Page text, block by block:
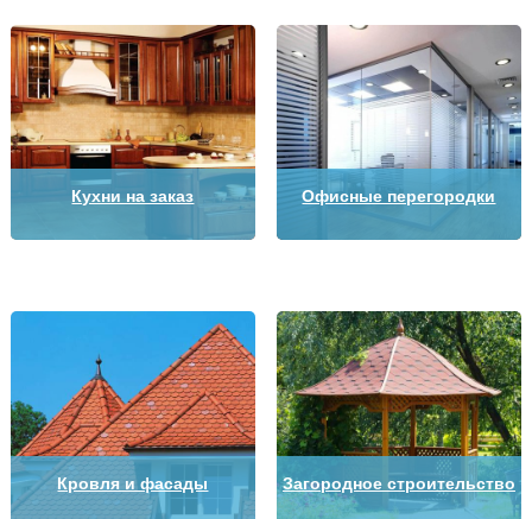
Кухни на заказ Офисные перегородки
Кровля и фасады Загородное строительство